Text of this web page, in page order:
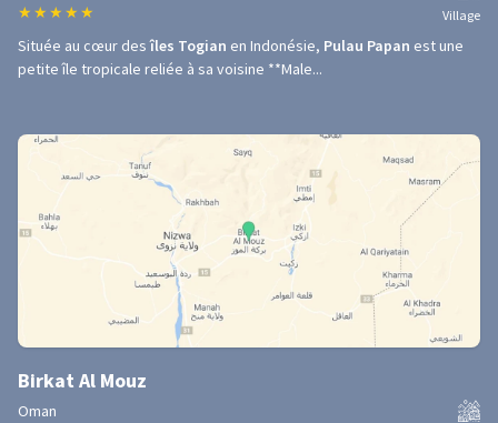
★ ★ ★ ★ ★ Village
Située au cœur desîles Togian en Indonésie, Pulau Papan est une
petite île tropicale reliée à sa voisine **Male...
Birkat Al Mouz
Oman